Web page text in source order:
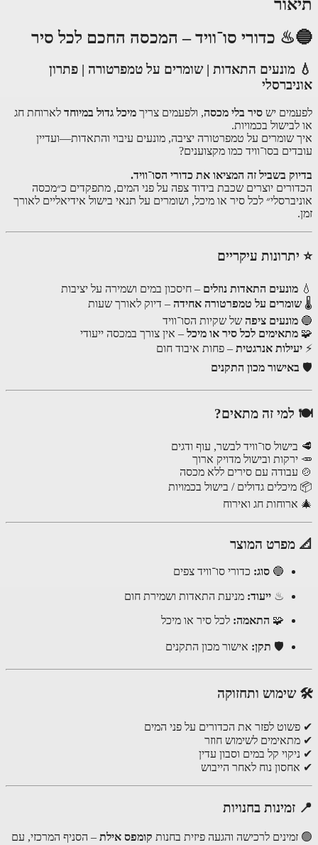
כדורי סו־וויד – המכסה החכם לכל סיר
התאדות | שומרים על טמפרטורה | פתרון
ישסיר בלי מכסה, ולפעמים צריךמיכל גדול במיוחדלארוחת חג
בכמויות.
שומרים על טמפרטורה יציבה, מונעים עיבוי והתאדות—ועדיין
בסו־וויד כמו מקצוענים?
בשביל זה המציאו את כדורי הסו־וויד.
יוצרים שכבת בידוד צפה על פני המים, מתפקדים כ״מכסה
לכל סיר או מיכל, ושומרים על תנאי בישול אידיאליים לאורך
עיקריים
מונעים התאדות נוזלים– חיסכון במים ושמירה על יציבות
על טמפרטורה אחידה– דיוק לאורך שעות
מונעים ציפהשל שקיות הסו־וויד
מתאימים לכל סיר או מיכל– אין צורך במכסה ייעודי
אנרגטית– פחות איבוד חום
באישור מכון התקנים
זה מתאים?
סו־וויד לבשר, עוף ודגים
ובישול מדויק ארוך
עם סירים ללא מכסה
גדולים / בישול בכמויות
חג ואירוח
המוצר
🔵 סוג: כדורי סו־וויד צפים
♨ ייעוד:מניעת התאדות ושמירת חום
🧩
התאמה:לכל סיר או מיכל
🛡 תקן: אישור מכון התקנים
ותחזוקה
לפזר את הכדורים על פני המים
לשימוש חוזר
קל במים וסבון עדין
נוח לאחר הייבוש
בחנויות
לרכישה והגעה פיזית בחנותקומפס אילת– הסניף המרכזי, עם